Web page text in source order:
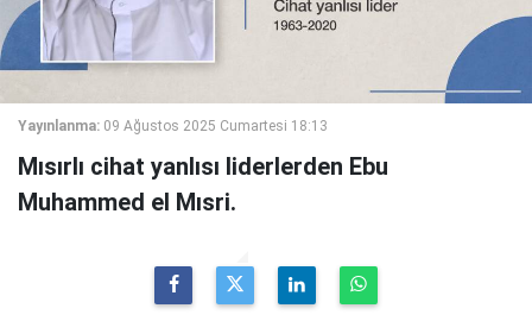
Yayınlanma: 09 Ağustos 2025 Cumartesi 18:13
Mısırlı cihat yanlısı liderlerden Ebu
Muhammed el Mısri.